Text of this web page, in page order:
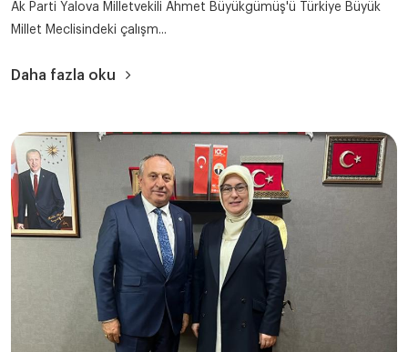
Ak Parti Yalova Milletvekili Ahmet Büyükgümüş'ü Türkiye Büyük
Millet Meclisindeki çalışm...
Daha fazla oku